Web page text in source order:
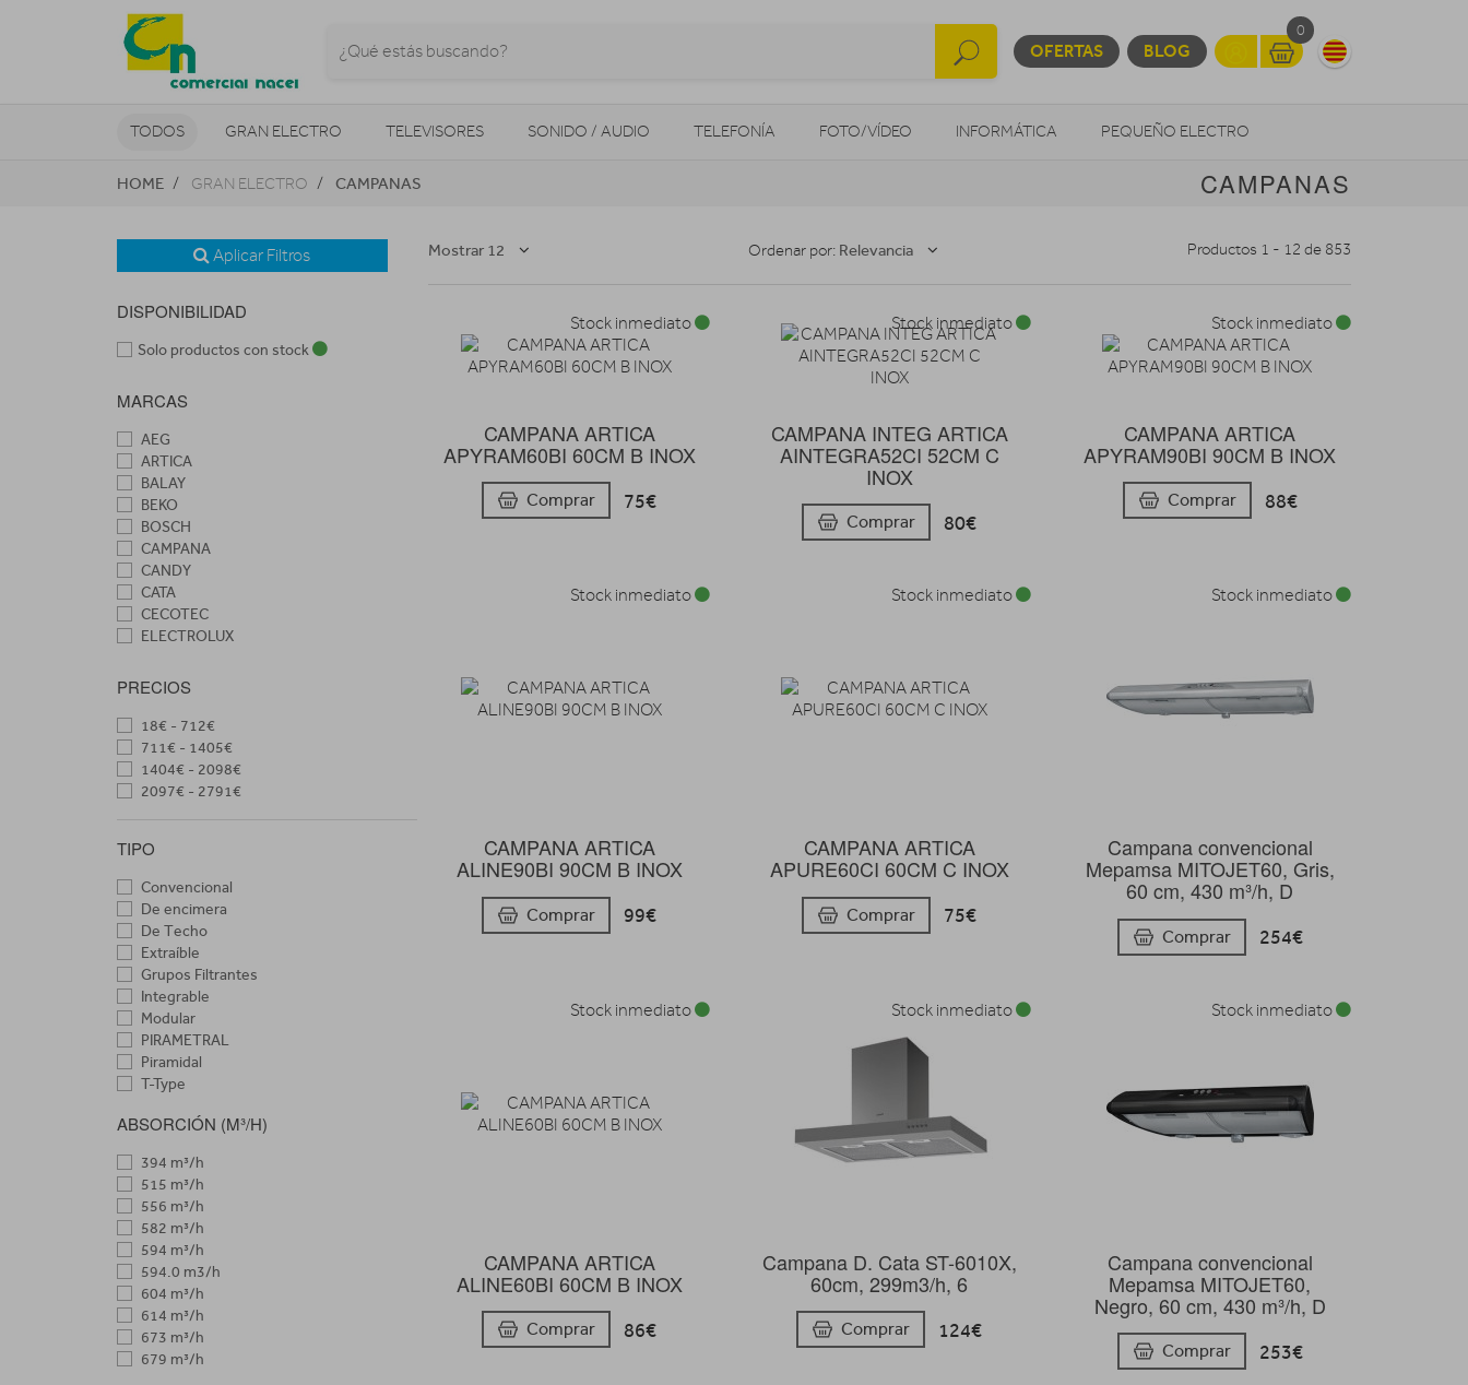
OFERTAS BLOG
0
TODOS GRAN ELECTRO TELEVISORES SONIDO / AUDIO TELEFONÍA FOTO/VÍDEO INFORMÁTICA PEQUEÑO ELECTRO
CLIMATIZACIÓN Y CALEFACCIÓN
HOME GRAN ELECTRO CAMPANAS CAMPANAS
Aplicar Filtros
DISPONIBILIDAD
Solo productos con stock
MARCAS
AEG
ARTICA
BALAY
BEKO
BOSCH
CAMPANA
CANDY
CATA
CECOTEC
ELECTROLUX
FRANKE
HISENSE
HOOVER
LG
MEIRELES
NODOR
PANDO
SAMSUNG
SIEMENS
SMEG
TEKA
VITROKITCHEN
ZANUSSI
PRECIOS
18€ - 712€
711€ - 1405€
1404€ - 2098€
2097€ - 2791€
TIPO
Convencional
De encimera
De Techo
Extraíble
Grupos Filtrantes
Integrable
Modular
PIRAMETRAL
Piramidal
T-Type
ABSORCIÓN (M³/H)
394 m³/h
515 m³/h
556 m³/h
582 m³/h
594 m³/h
594.0 m3/h
604 m³/h
614 m³/h
673 m³/h
679 m³/h
Mostrar 12 Ordenar por: Relevancia Productos 1 - 12 de 853
CAMPANA ARTICA
APYRAM60BI 60CM B INOX
Comprar 75€
Stock inmediato
CAMPANA INTEG ARTICA
AINTEGRA52CI 52CM C
INOX
Comprar 80€
Stock inmediato
CAMPANA ARTICA
APYRAM90BI 90CM B INOX
Comprar 88€
Stock inmediato
CAMPANA ARTICA
ALINE90BI 90CM B INOX
Comprar 99€
Stock inmediato
CAMPANA ARTICA
APURE60CI 60CM C INOX
Comprar 75€
Stock inmediato
Campana convencional
Mepamsa MITOJET60, Gris,
60 cm, 430 m³/h, D
Comprar 254€
Stock inmediato
CAMPANA ARTICA
ALINE60BI 60CM B INOX
Comprar 86€
Stock inmediato
Campana D. Cata ST-6010X,
60cm, 299m3/h, 6
Comprar 124€
Stock inmediato
Campana convencional
Mepamsa MITOJET60,
Negro, 60 cm, 430 m³/h, D
Comprar 253€
Stock inmediato